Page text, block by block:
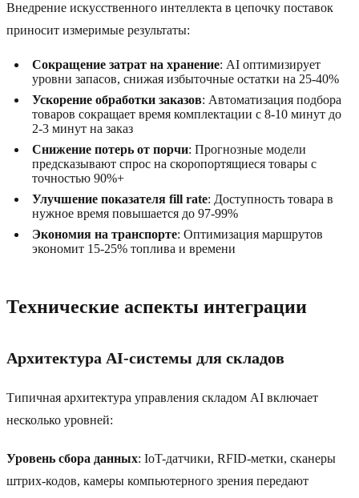
Внедрение искусственного интеллекта в цепочку поставок
приносит измеримые результаты:
Сокращение затрат на хранение: AI оптимизирует
уровни запасов, снижая избыточные остатки на 25-40%
Ускорение обработки заказов: Автоматизация подбора
товаров сокращает время комплектации с 8-10 минут до
2-3 минут на заказ
Снижение потерь от порчи: Прогнозные модели
предсказывают спрос на скоропортящиеся товары с
точностью 90%+
Улучшение показателя fill rate: Доступность товара в
нужное время повышается до 97-99%
Экономия на транспорте: Оптимизация маршрутов
экономит 15-25% топлива и времени
Технические аспекты интеграции
Архитектура AI-системы для складов
Типичная архитектура управления складом AI включает
несколько уровней:
Уровень сбора данных: IoT-датчики, RFID-метки, сканеры
штрих-кодов, камеры компьютерного зрения передают